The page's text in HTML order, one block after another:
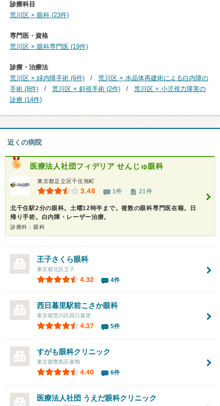
診療科目
荒川区 × 眼科 (23件)
専門医・資格
荒川区 × 眼科専門医 (19件)
診療・治療法
荒川区 × 緑内障手術 (6件)
荒川区 × 水晶体再建術による白内障の
手術 (8件)
荒川区 × 斜視手術 (2件)
荒川区 × 小児視力障害の
診療 (14件)
近くの病院
医療法人社団フィデリアせんじゅ眼科
東京都足立区千住旭町
3.48 1件 21件
北千住駅2分の眼科。土曜12時半まで。複数の眼科専門医在籍。日
帰り手術。白内障・レーザー治療。
診療科：眼科
王子さくら眼科
東京都北区王子
4.32 4件
西日暮里駅前こさか眼科
東京都荒川区西日暮里
4.37 5件
すがも眼科クリニック
東京都豊島区巣鴨
4.40 6件
医療法人社団 うえだ眼科クリニック